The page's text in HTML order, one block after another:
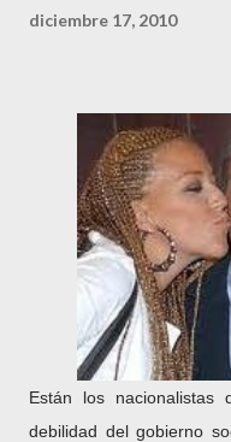
diciembre 17, 2010
Están los
debilidad del gobierno